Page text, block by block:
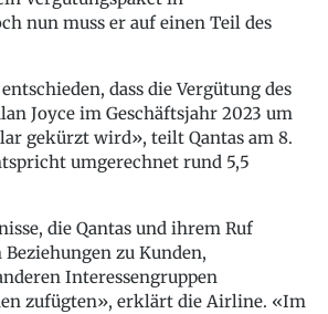
nun muss er auf einen Teil des
dass die Vergütung des
Joyce im Geschäftsjahr 2023 um
gekürzt wird», teilt Qantas am 8.
umgerechnet rund 5,5
die Qantas und ihrem Ruf
zu Kunden,
Interessengruppen
zufügten», erklärt die Airline. «Im